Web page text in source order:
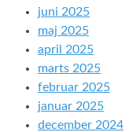
juni 2025
maj 2025
april 2025
marts 2025
februar 2025
januar 2025
december 2024